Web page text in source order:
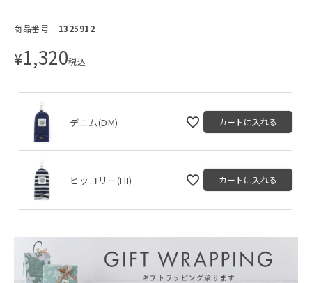
商品番号 1325912
¥1,320税込
デニム(DM) カートに入れる
ヒッコリー(HI) カートに入れる